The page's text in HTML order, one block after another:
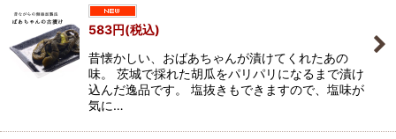
583円(税込)
昔懐かしい、おばあちゃんが漬けてくれたあの
味。 茨城で採れた胡瓜をパリパリになるまで漬け
込んだ逸品です。 塩抜きもできますので、塩味が
気に…